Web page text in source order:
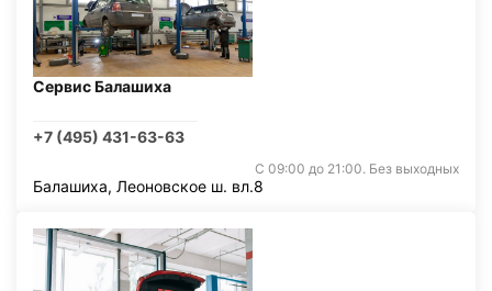
Сервис Балашиха
+7 (495) 431-63-63
С 09:00 до 21:00. Без выходных
Балашиха, Леоновское ш. вл.8